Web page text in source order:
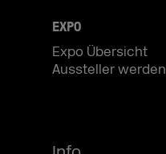
EXPO
Expo Übersicht
Aussteller werden